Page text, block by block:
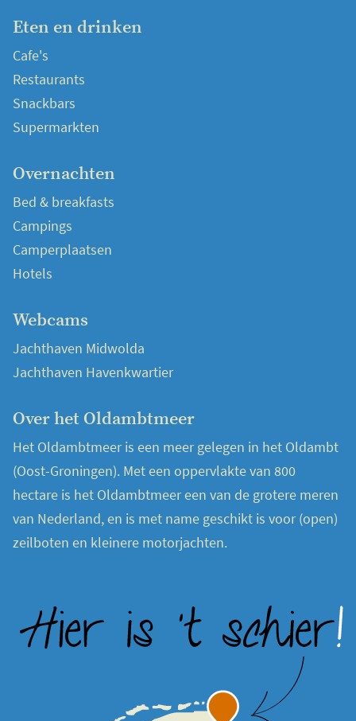
Eten en drinken
Cafe's
Restaurants
Snackbars
Supermarkten
Overnachten
Bed & breakfasts
Campings
Camperplaatsen
Hotels
Webcams
Jachthaven Midwolda
Jachthaven Havenkwartier
Over het Oldambtmeer
Het Oldambtmeer is een meer gelegen in het Oldambt
(Oost-Groningen). Met een oppervlakte van 800
hectare is het Oldambtmeer een van de grotere meren
van Nederland, en is met name geschikt is voor (open)
zeilboten en kleinere motorjachten.